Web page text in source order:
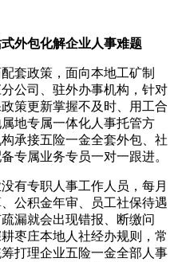
外包化解企业人事难题
套政策，面向本地工矿制
公司、驻外办事机构，针对
策更新掌握不及时、用工合
地专属一体化人事托管方
承接五险一金全套外包、社
专属业务专员一对一跟进。
有专职人事工作人员，每月
公积金年审、员工社保待遇
漏就会出现错报、断缴问
枣庄本地人社经办规则，常
打理企业五险一金全部人事